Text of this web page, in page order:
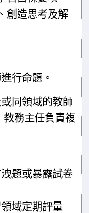
創造思考及解
行命題。
同領域的教師
教務主任負責複
題或暴露試卷
域定期評量